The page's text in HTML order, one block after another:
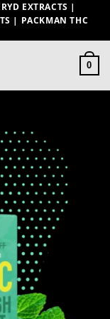
EXTRACTS |
| PACKMAN THC
0